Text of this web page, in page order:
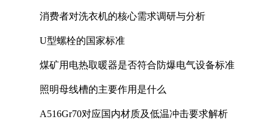
消费者对洗衣机的核心需求调研与分析
U型螺栓的国家标准
煤矿用电热取暖器是否符合防爆电气设备标准
照明母线槽的主要作用是什么
A516Gr70对应国内材质及低温冲击要求解析